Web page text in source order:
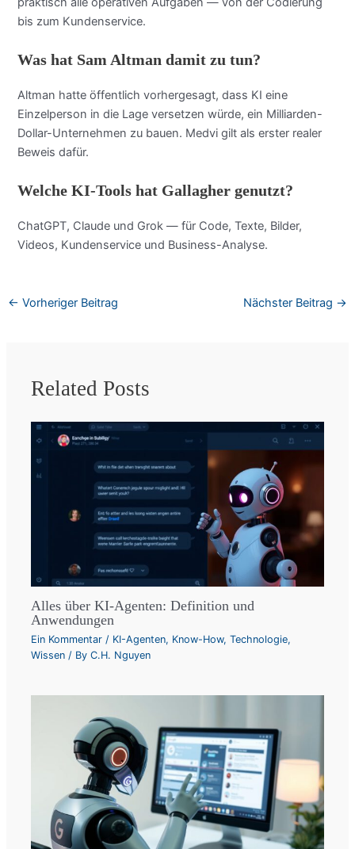
bis zum Kundenservice.
Was hat Sam Altman damit zu tun?
Altman hatte öffentlich vorhergesagt, dass KI eine
Einzelperson in die Lage versetzen würde, ein Milliarden-
Dollar-Unternehmen zu bauen. Medvi gilt als erster realer
Beweis dafür.
Welche KI-Tools hat Gallagher genutzt?
ChatGPT, Claude und Grok — für Code, Texte, Bilder,
Videos, Kundenservice und Business-Analyse.
← Vorheriger Beitrag Nächster Beitrag →
Related Posts
Alles über KI-Agenten: Definition und
Anwendungen
Ein Kommentar / KI-Agenten, Know-How,Technologie,
Wissen / ByC.H. Nguyen